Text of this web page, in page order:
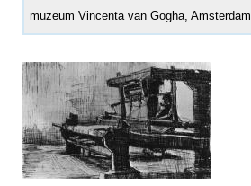
muzeum Vincenta van Gogha, Amsterdam.